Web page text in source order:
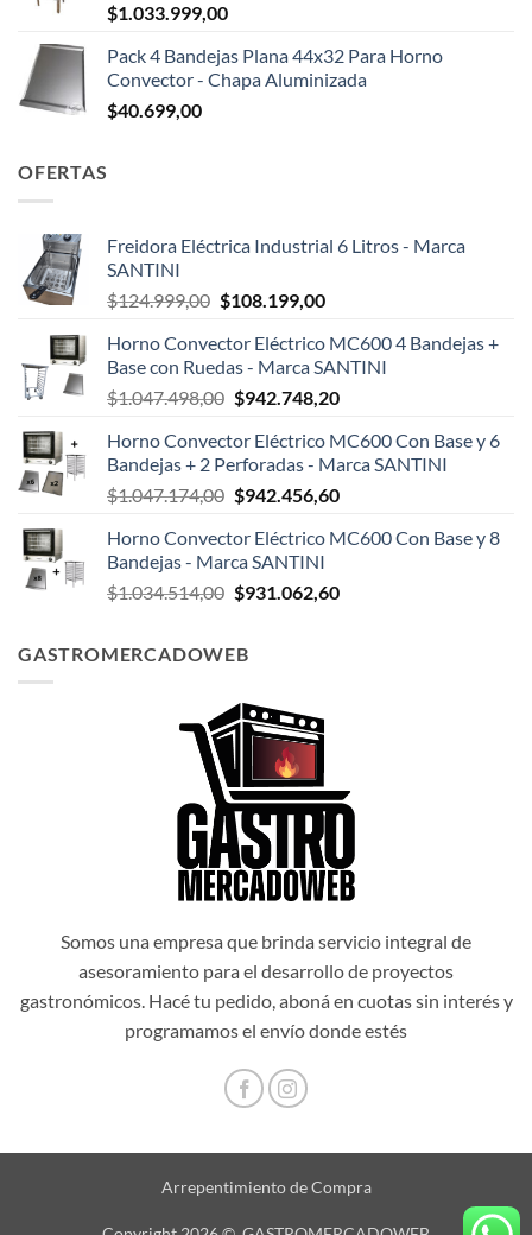
$1.033.999,00
Pack 4 Bandejas Plana 44x32 Para Horno
Convector - Chapa Aluminizada
$40.699,00
OFERTAS
Freidora Eléctrica Industrial 6 Litros - Marca
SANTINI
$124.999,00 El
original
era:
$124.999,00.
$108.199,00El
actual
es:
$108.199,00.
Horno Convector Eléctrico MC600 4 Bandejas +
Base con Ruedas - Marca SANTINI
$1.047.498,00 El
original
era:
$1.047.498,00.
$942.748,20El
actual
es:
$942.748,20.
Horno Convector Eléctrico MC600 Con Base y 6
Bandejas + 2 Perforadas - Marca SANTINI
$1.047.174,00 El
original
era:
$1.047.174,00.
$942.456,60El
actual
$942.456,60.
Horno Convector Eléctrico MC600 Con Base y 8
Bandejas - Marca SANTINI
$1.034.514,00 El
era:
$931.062,60El
GASTROMERCADOWEB
Somos una empresa que brinda servicio integral de
asesoramiento para el desarrollo de proyectos
gastronómicos. Hacé tu pedido, aboná en cuotas sin interés y
programamos el envío donde estés
Arrepentimiento de Compra